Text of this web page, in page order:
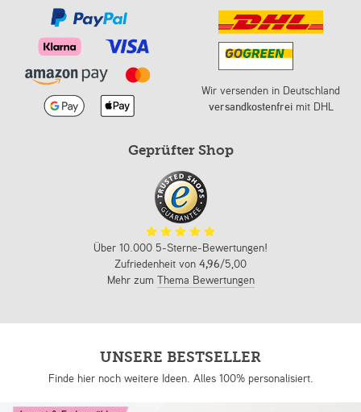
Wir versenden in Deutschland
versandkostenfreimit DHL
Geprüfter Shop
Über 10.000 5-Sterne-Bewertungen!
Zufriedenheit von 4,96/5,00
Mehr zum Thema Bewertungen
UNSERE BESTSELLER
Finde hier noch weitere Ideen. Alles 100% personalisiert.